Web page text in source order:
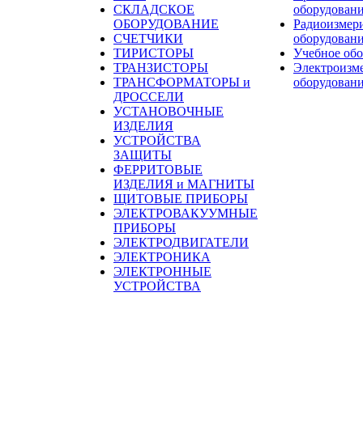
СКЛАДСКОЕ
ОБОРУДОВАНИЕ
СЧЕТЧИКИ
ТИРИСТОРЫ
ТРАНЗИСТОРЫ
ТРАНСФОРМАТОРЫ и
ДРОССЕЛИ
УСТАНОВОЧНЫЕ
ИЗДЕЛИЯ
УСТРОЙСТВА
ЗАЩИТЫ
ФЕРРИТОВЫЕ
ИЗДЕЛИЯ и МАГНИТЫ
ЩИТОВЫЕ ПРИБОРЫ
ЭЛЕКТРОВАКУУМНЫЕ
ПРИБОРЫ
ЭЛЕКТРОДВИГАТЕЛИ
ЭЛЕКТРОНИКА
ЭЛЕКТРОННЫЕ
УСТРОЙСТВА
Учебное